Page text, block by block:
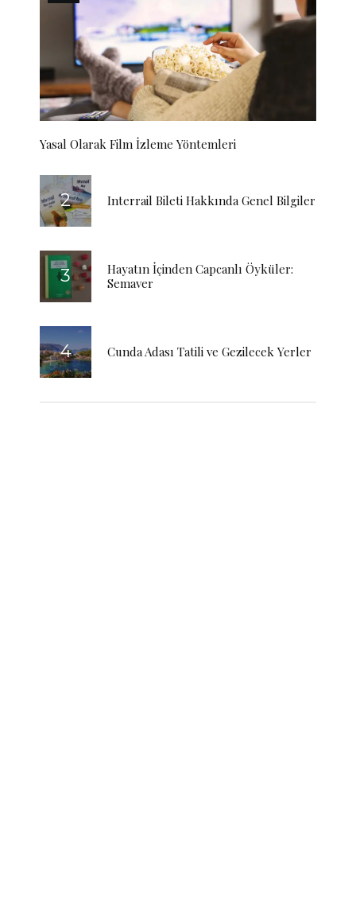
Yasal Olarak Film İzleme Yöntemleri
Interrail Bileti Hakkında Genel Bilgiler
Hayatın İçinden Capcanlı Öyküler:
Semaver
Cunda Adası Tatili ve Gezilecek Yerler